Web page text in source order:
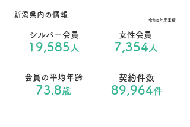
新潟県内の情報
シルバー会員
19,585 人
女性会員
7,354 人
会員の平均年齢
73.8歳
契約件数
89,964件
令和5年度実績